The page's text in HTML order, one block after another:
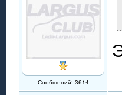
Сообщений: 3614